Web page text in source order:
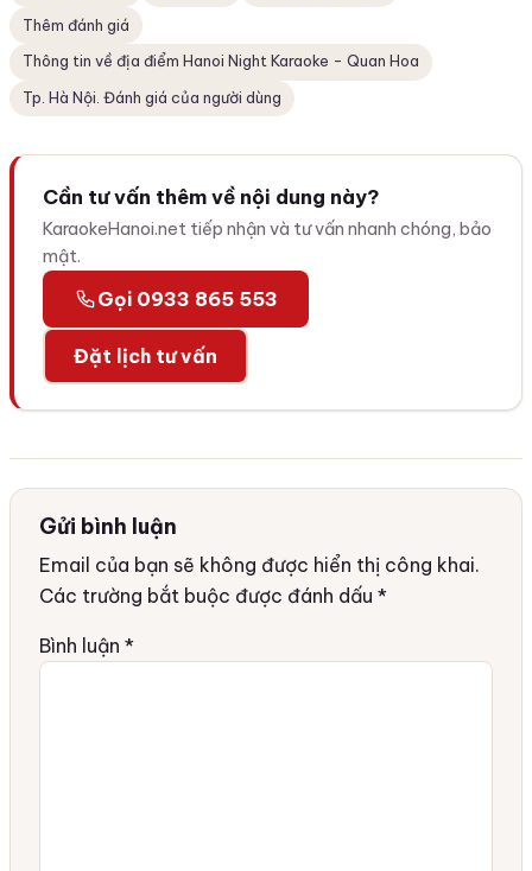
Thêm đánh giá
Thông tin về địa điểm Hanoi Night Karaoke - Quan Hoa
Tp. Hà Nội. Đánh giá của người dùng
Cần tư vấn thêm về nội dung này?
KaraokeHanoi.net tiếp nhận và tư vấn nhanh chóng, bảo
mật.
Gọi 0933 865 553
Đặt lịch tư vấn
Gửi bình luận
Email của bạn sẽ không được hiển thị công khai.
Các trường bắt buộc được đánh dấu *
Bình luận *